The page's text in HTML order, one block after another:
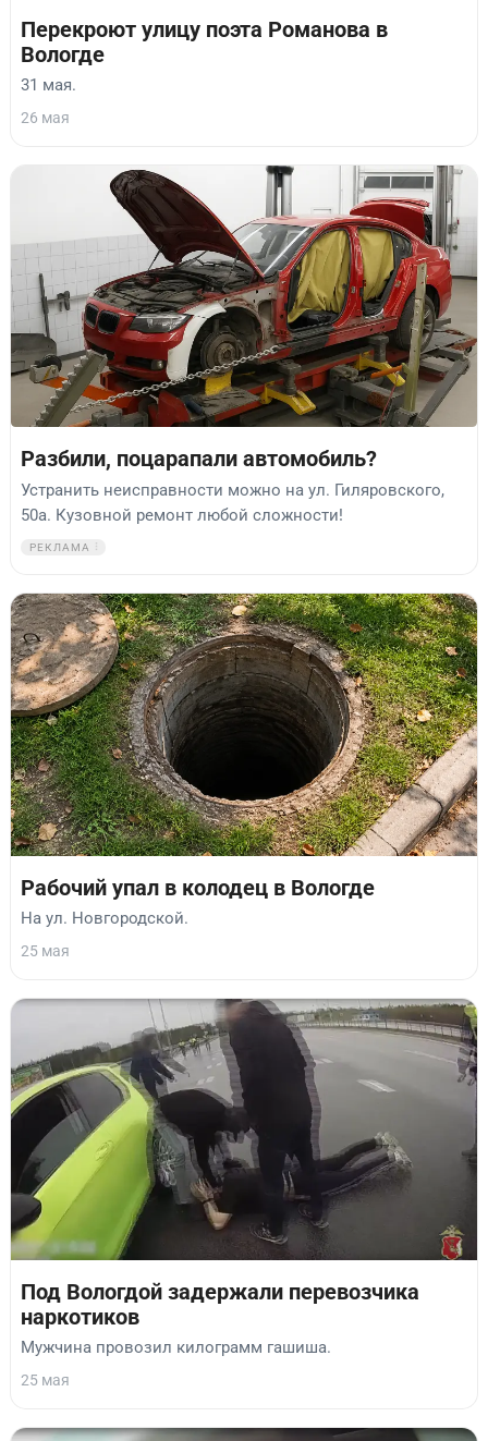
Перекроют улицу поэта Романова в
Вологде
31 мая.
26 мая
Разбили, поцарапали автомобиль?
Устранить неисправности можно на ул. Гиляровского,
50а. Кузовной ремонт любой сложности!
РЕКЛАМА
Рабочий упал в колодец в Вологде
На ул. Новгородской.
25 мая
Под Вологдой задержали перевозчика
наркотиков
Мужчина провозил килограмм гашиша.
25 мая